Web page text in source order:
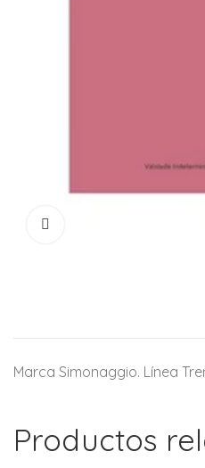
Marca Simonaggio. Línea
Productos